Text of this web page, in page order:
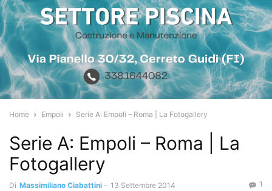
Home Empoli Serie A: Empoli – Roma | La Fotogallery
Serie A: Empoli – Roma | La
Fotogallery
Di Massimiliano Ciabattini - 13 Settembre 2014 1